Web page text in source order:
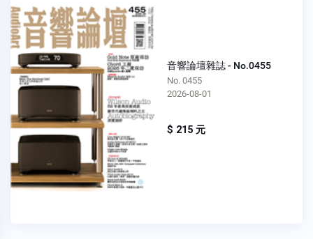
音響論壇雜誌 - No.0455
No. 0455
2026-08-01
$ 215 元